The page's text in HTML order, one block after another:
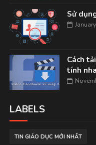
Sử
Cách
tính
LABELS
TIN GIÁO DỤC MỚI NHẤT